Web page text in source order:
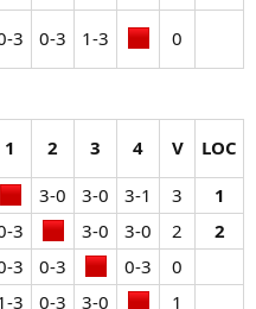
3​ 0-3​ 1-3​
0​
1 2 3 4 V
LOC
3-0​ 3-0​ 3-1​ 3​
1
3​ 3-0​ 3-0​ 2​
2
3​ 0-3​ 0-3​
0​
3​ 0-3​ 3-0​
1​